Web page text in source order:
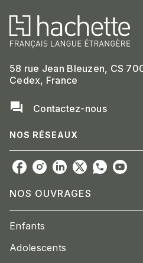
58 rue Jean Bleuzen, CS
Cedex, France
question_answer Contactez-nous
NOS RÉSEAUX
NOS OUVRAGES
Enfants
Adolescents